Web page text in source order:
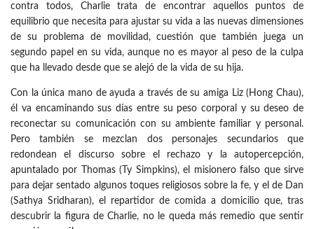
contra todos, Charlie trata de encontrar aquellos puntos de
equilibrio que necesita para ajustar su vida a las nuevas dimensiones
de su problema de movilidad, cuestión que también juega un
segundo papel en su vida, aunque no es mayor al peso de la culpa
que ha llevado desde que se alejó de la vida de su hija.
Con la única mano de ayuda a través de su amiga Liz (Hong Chau),
él va encaminando sus días entre su peso corporal y su deseo de
reconectar su comunicación con su ambiente familiar y personal.
Pero también se mezclan dos personajes secundarios que
redondean el discurso sobre el rechazo y la autopercepción,
apuntalado por Thomas (Ty Simpkins), el misionero falso que sirve
para dejar sentado algunos toques religiosos sobre la fe, y el de Dan
(Sathya Sridharan), el repartidor de comida a domicilio que, tras
descubrir la figura de Charlie, no le queda más remedio que sentir